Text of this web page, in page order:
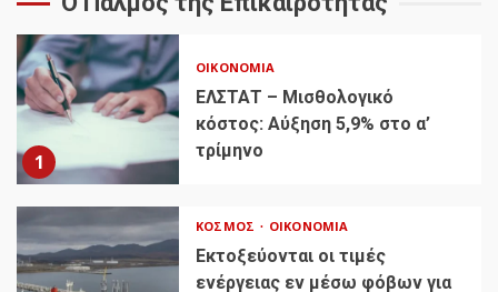
1
ΟΙΚΟΝΟΜΊΑ
ΕΛΣΤΑΤ – Μισθολογικό
κόστος: Αύξηση 5,9% στο α’
τρίμηνο
ΚΌΣΜΟΣ ΟΙΚΟΝΟΜΊΑ
Εκτοξεύονται οι τιμές
ενέργειας εν μέσω φόβων για